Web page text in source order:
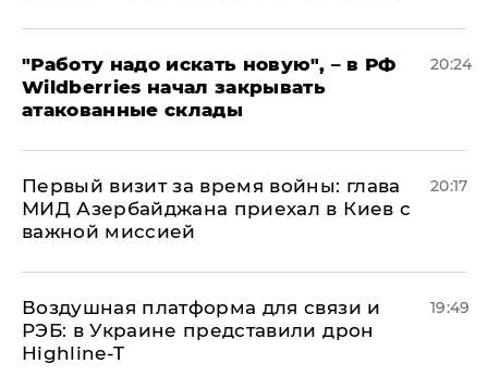
"Работу надо искать новую", – в РФ
Wildberries начал закрывать
атакованные склады
20:24
Первый визит за время войны: глава
МИД Азербайджана приехал в Киев с
важной миссией
20:17
Воздушная платформа для связи и
РЭБ: в Украине представили дрон
Highline-T
19:49